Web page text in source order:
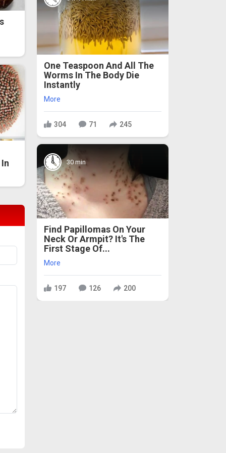
One Teaspoon And All The
Worms In The Body Die
Instantly
More
304 71 245
30 min
Find Papillomas On Your
Neck Or Armpit? It's The
First Stage Of...
More
197 126 200